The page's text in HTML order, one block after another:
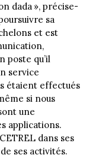
dada », précise-
sa
et est
poste qu’il
service
étaient effectués
si nous
une
applications.
dans ses
ses activités.